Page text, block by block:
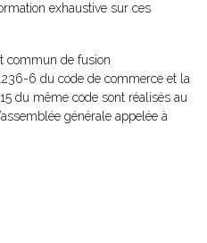
exhaustive sur ces
commun de fusion
6 du code de commerce et la
du même code sont réalisés au
générale appelée à